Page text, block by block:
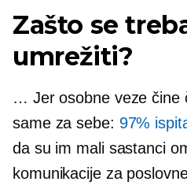
Zašto se
umrežiti?
… Jer osobne veze čine
same za sebe: 97%
da su im mali sastanci
komunikacije za